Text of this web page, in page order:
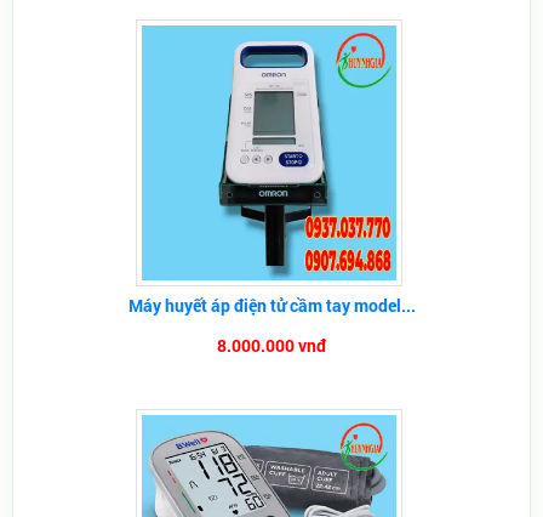
Máy huyết áp điện tử cầm tay model...
8.000.000 vnđ